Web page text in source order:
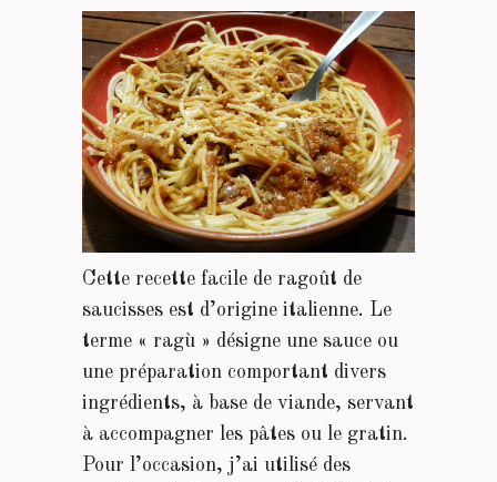
Cette recette facile de ragoût de
saucisses est d’origine italienne. Le
terme « ragù » désigne une sauce ou
une préparation comportant divers
ingrédients, à base de viande, servant
à accompagner les pâtes ou le gratin.
Pour l’occasion, j’ai utilisé des